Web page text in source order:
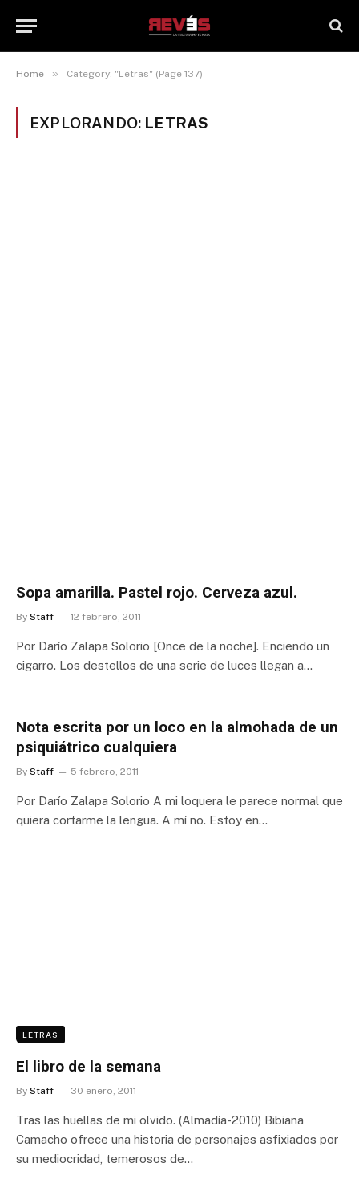
Home » Category: "Letras" (Page 137)
EXPLORANDO: LETRAS
Sopa amarilla. Pastel rojo. Cerveza azul.
By Staff 12 febrero, 2011
Por Darío Zalapa Solorio [Once de la noche]. Enciendo un
cigarro. Los destellos de una serie de luces llegan a…
Nota escrita por un loco en la almohada de un
psiquiátrico cualquiera
By Staff 5 febrero, 2011
Por Darío Zalapa Solorio A mi loquera le parece normal que
quiera cortarme la lengua. A mí no. Estoy en…
LETRAS
El libro de la semana
By Staff 30 enero, 2011
Tras las huellas de mi olvido. (Almadía-2010) Bibiana
Camacho ofrece una historia de personajes asfixiados por
su mediocridad, temerosos de…